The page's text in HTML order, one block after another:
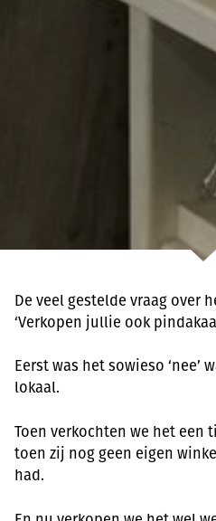
De veel gestelde vraag over
‘Verkopen jullie ook
Eerst was het sowieso ‘nee’
lokaal.
Toen verkochten we het een
toen zij nog geen eigen
had.